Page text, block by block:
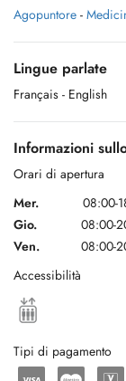
Agopuntore -
Lingue parlate
Français - English
Informazioni
Orari di apertura
Mer.
08:00-
Gio.
08:00-
Ven.
08:00-
Accessibilità
Tipi di pagamento